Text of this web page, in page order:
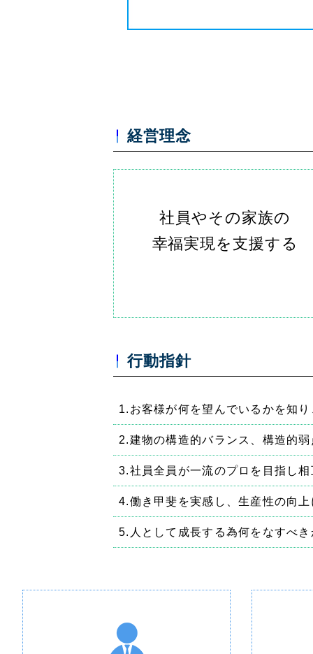
経営理念
社員やその家族の
幸福実現を支援する
行動指針
お客様が何を望んでいるかを知
建物の構造的バランス、構造的
社員全員が一流のプロを目指し
働き甲斐を実感し、生産性の向
人として成長する為何をなすべ